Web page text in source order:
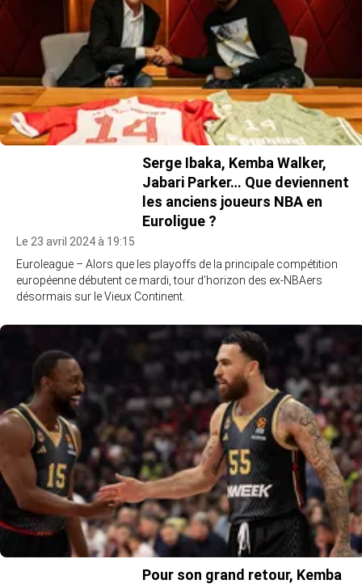
Serge Ibaka, Kemba Walker,
Jabari Parker… Que deviennent
les anciens joueurs NBA en
Euroligue ?
Le 23 avril 2024 à 19:15
Euroleague – Alors que les playoffs de la principale compétition
européenne débutent ce mardi, tour d’horizon des ex-NBAers
désormais sur le Vieux Continent.
Pour son grand retour, Kemba